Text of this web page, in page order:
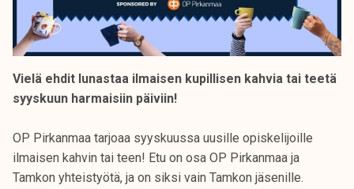
Vielä ehdit lunastaa ilmaisen kupillisen kahvia tai teetä
syyskuun harmaisiin päiviin!
OP Pirkanmaa tarjoaa syyskuussa uusille opiskelijoille
ilmaisen kahvin tai teen! Etu on osa OP Pirkanmaa ja
Tamkon yhteistyötä, ja on siksi vain Tamkon jäsenille.